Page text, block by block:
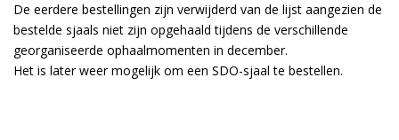
De eerdere bestellingen zijn verwijderd van de lijst aangezien de
bestelde sjaals niet zijn opgehaald tijdens de verschillende
georganiseerde ophaalmomenten in december.
Het is later weer mogelijk om een SDO-sjaal te bestellen.